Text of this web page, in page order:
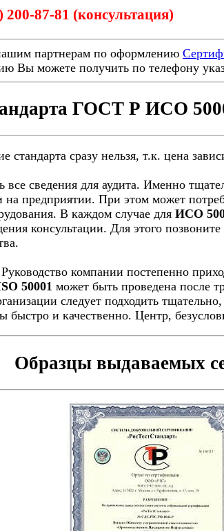
87-81 (консультация)
партнерам по оформлению
Вы можете получить по телефону
ГОСТ Р ИСО
стандарта сразу нельзя, т.к. цена
сведения для аудита. Именно
предприятии. При этом может
В каждом случае для ИСО
консультации. Для этого
компании постепенно
50001 может быть проведена после
следует подходить
быстро и качественно. Центр,
Образцы выдаваемых